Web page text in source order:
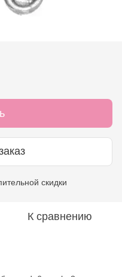
скидки
К сравнению